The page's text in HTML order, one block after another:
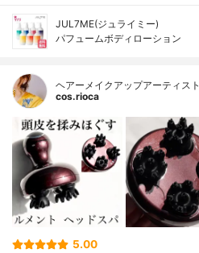
JUL7ME(ジュライミー)
パフュームボディローション
ヘアーメイクアップアーティスト
cos.rioca
5.00